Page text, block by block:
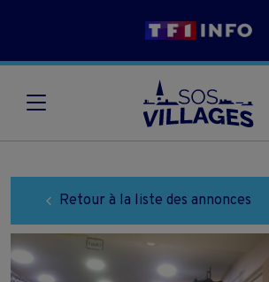
Retour à la liste des annonces